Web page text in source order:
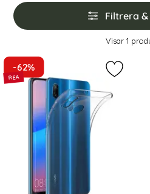
Hoppa
över
filtersektionen
Filtrera
Filtrera & sortera
Visar 1
produktlista
-62%